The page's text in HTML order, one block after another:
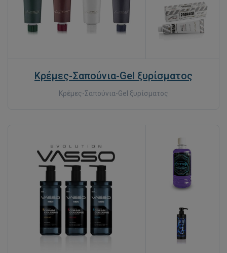
Κρέμες-Σαπούνια-Gel ξυρίσματος
Κρέμες-Σαπούνια-Gel ξυρίσματος